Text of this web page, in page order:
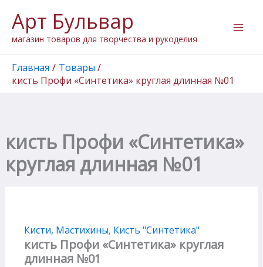
содержимому
Арт Бульвар
магазин товаров для творчества и рукоделия
Главная
Товары
кисть Профи «Синтетика» круглая длинная №01
кисть Профи «Синтетика»
круглая длинная №01
Кисти, Мастихины, Кисть "Cинтетика"
кисть Профи «Синтетика» круглая
длинная №01